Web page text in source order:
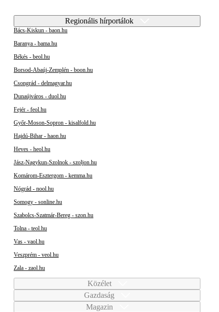
Regionális hírportálok
Bács-Kiskun - baon.hu
Baranya - bama.hu
Békés - beol.hu
Borsod-Abaúj-Zemplén - boon.hu
Csongrád - delmagyar.hu
Dunaújváros - duol.hu
Fejér - feol.hu
Győr-Moson-Sopron - kisalfold.hu
Hajdú-Bihar - haon.hu
Heves - heol.hu
Jász-Nagykun-Szolnok - szoljon.hu
Komárom-Esztergom - kemma.hu
Nógrád - nool.hu
Somogy - sonline.hu
Szabolcs-Szatmár-Bereg - szon.hu
Tolna - teol.hu
Vas - vaol.hu
Veszprém - veol.hu
Zala - zaol.hu
Közélet
Gazdaság
Magazin